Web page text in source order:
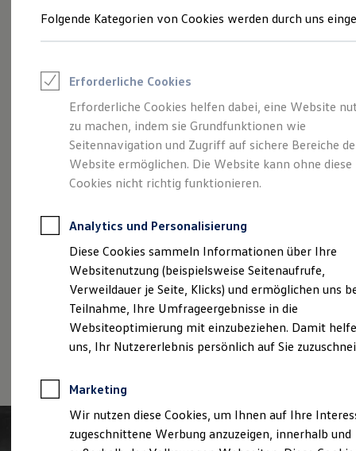
Junge Gebrauchtwagen und Gebrauchtwagen
Saisonangebote
Leasing
Leasing-Angebote
Gebrauchtwagen Leasing
Junge Gebrauchtwagen-Leasing
Elektroauto Leasing
Kleinwagen-Leasing
Leasing ohne Anzahlung
Autokredit mit Schlussrate
Versicherungen und Garantien
Kfz-Versicherung
Restschuldversicherungen
Garantien
Wartungsverträge
Geschäftskunden
Professional Class bei Volkswagen
Großkunden
Behörden
Anpfiff zum Gewinn
Elektroautos
ID. Tutorials
Der T-Roc
Impressum & Rechtliches)
Folgende Kategorien von Cookies werden durch uns
Erforderliche Cookies
Erforderliche Cookies helfen dabei, eine Website
zu machen, indem sie Grundfunktionen wie
Seitennavigation und Zugriff auf sichere Bereiche
Website ermöglichen. Die Website kann ohne diese
Cookies nicht richtig funktionieren.
Analytics und Personalisierung
Diese Cookies sammeln Informationen über Ihre
Websitenutzung (beispielsweise Seitenaufrufe,
Verweildauer je Seite, Klicks) und ermöglichen uns
Teilnahme, Ihre Umfrageergebnisse in die
Websiteoptimierung mit einzubeziehen. Damit
uns, Ihr Nutzererlebnis persönlich auf Sie
Marketing
Wir nutzen diese Cookies, um Ihnen auf Ihre
zugeschnittene Werbung anzuzeigen, innerhalb und